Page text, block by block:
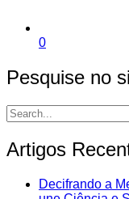
0
Pesquise no
Artigos
Decifrando a